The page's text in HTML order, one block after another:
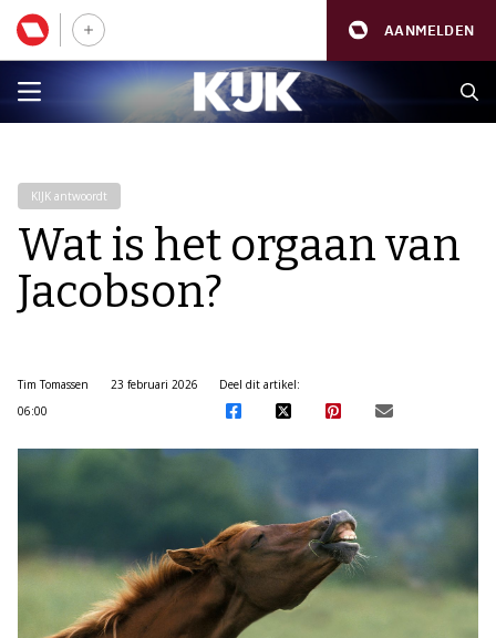
AANMELDEN
KIJK antwoordt
Wat is het orgaan van
Jacobson?
Tim Tomassen
23 februari 2026
06:00
Deel dit artikel: